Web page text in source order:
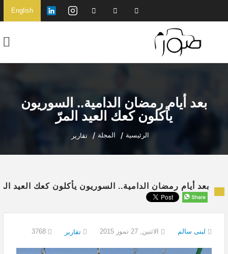
English
بعد أيام رمضان الدامية.. السوريون
يأكلون كعك العيد المرّ
الرئيسية المجلة تقارير
بعد أيام رمضان الدامية.. السوريون يأكلون كعك العيد
لبنى سالم الاثنين, 27 تموز 2015 تقارير